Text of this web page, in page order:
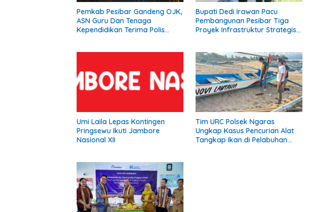
Pemkab Pesibar Gandeng OJK,
ASN Guru Dan Tenaga
Kependidikan Terima Polis
Bupati Dedi Irawan Pacu
Pembangunan Pesibar Tiga
Proyek Infrastruktur Strategis
Umi Laila Lepas Kontingen
Pringsewu Ikuti Jambore
Nasional XII
Tim URC Polsek Ngaras
Ungkap Kasus Pencurian Alat
Tangkap Ikan di Pelabuhan